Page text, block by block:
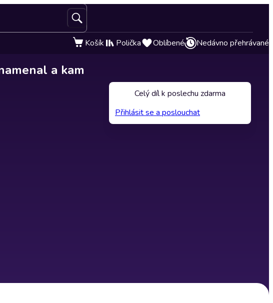
Košík Polička Oblíbené Nedávno přehrávané
a kam
Celý díl k poslechu zdarma
Přihlásit se a poslouchat